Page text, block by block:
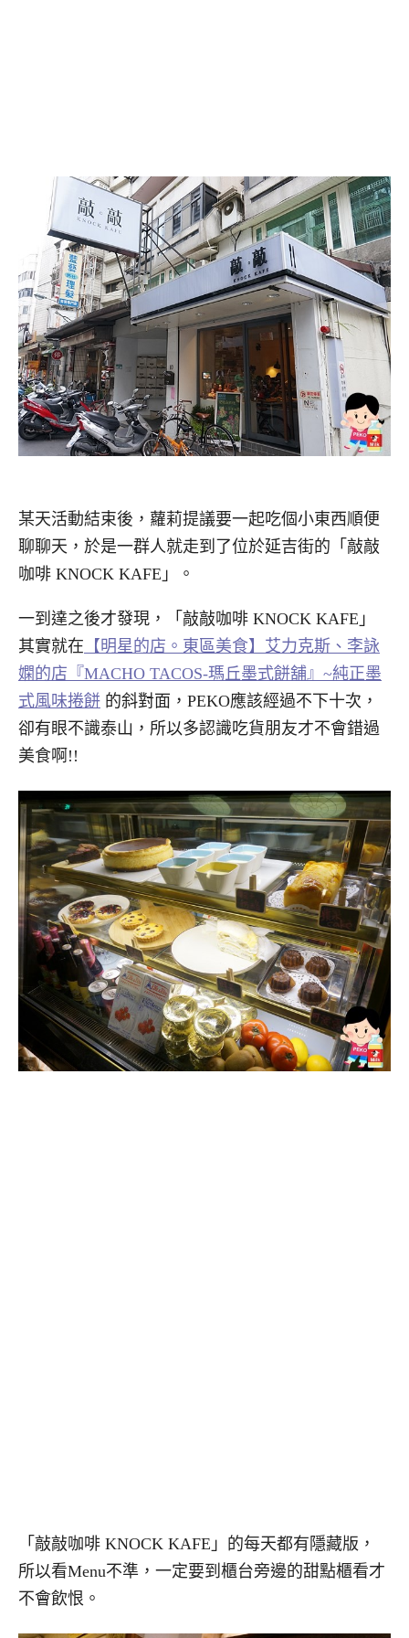
某天活動結束後，蘿莉提議要一起吃個小東西順便
聊聊天，於是一群人就走到了位於延吉街的「敲敲
咖啡 KNOCK KAFE」。
一到達之後才發現，「敲敲咖啡 KNOCK KAFE」
其實就在 【明星的店。東區美食】艾力克斯、李詠
嫻的店『MACHO TACOS-瑪丘墨式餅舖』~純正墨
式風味捲餅 的斜對面，PEKO應該經過不下十次，
卻有眼不識泰山，所以多認識吃貨朋友才不會錯過
美食啊!!
「敲敲咖啡 KNOCK KAFE」的每天都有隱藏版，
所以看Menu不準，一定要到櫃台旁邊的甜點櫃看才
不會飲恨。